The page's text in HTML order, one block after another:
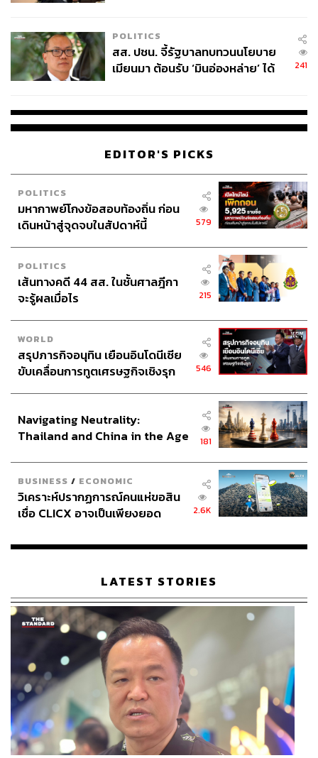
POLITICS
สส. ปชน. จี้รัฐบาลทบทวนนโยบาย
เมียนมา ต้อนรับ ‘มินอ่องหล่าย’ ได้
241
EDITOR'S PICKS
POLITICS
มหากาพย์โกงข้อสอบท้องถิ่น ก่อน
เดินหน้าสู่จุดจบในสัปดาห์นี้
579
POLITICS
เส้นทางคดี 44 สส. ในชั้นศาลฎีกา
จะรู้ผลเมื่อไร
215
WORLD
สรุปภารกิจอนุทิน เยือนอินโดนีเซีย
ขับเคลื่อนการทูตเศรษฐกิจเชิงรุก
546
Navigating Neutrality:
Thailand and China in the Age
181
BUSINESS / ECONOMIC
วิเคราะห์ปรากฏการณ์คนแห่ขอสิน
เชื่อ CLICX อาจเป็นเพียงยอด
เรือนไทยที่ถูกซุกไว้
2.6K
LATEST STORIES